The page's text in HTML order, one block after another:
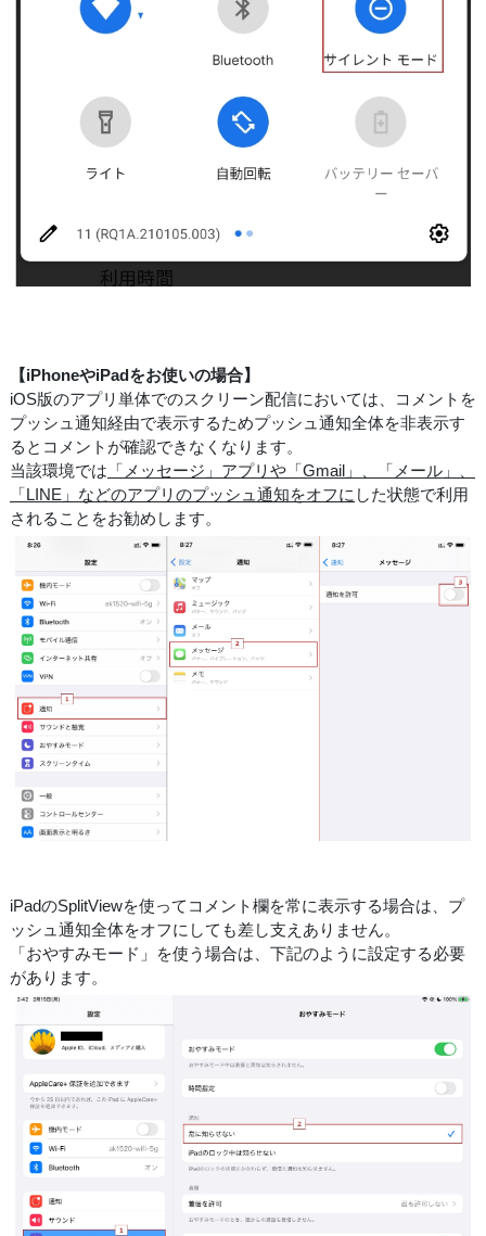
【iPhoneやiPadをお使いの場合】
iOS版のアプリ単体でのスクリーン配信においては、コメントを
プッシュ通知経由で表示するためプッシュ通知全体を非表示す
るとコメントが確認できなくなります。
当該環境では 「メッセージ」アプリや「Gmail」、「メール」、
「LINE」などのアプリのプッシュ通知をオフに した状態で利用
されることをお勧めします。
iPadのSplitViewを使ってコメント欄を常に表示する場合は、プ
ッシュ通知全体をオフにしても差し支えありません。
「おやすみモード」を使う場合は、下記のように設定する必要
があります。